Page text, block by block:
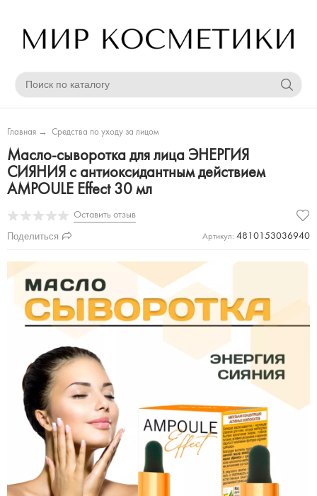
Главная → Средства по уходу за лицом
Масло-сыворотка для лица ЭНЕРГИЯ
СИЯНИЯ с антиоксидантным действием
AMPOULE Effect 30 мл
Оставить отзыв
Поделиться Артикул: 4810153036940